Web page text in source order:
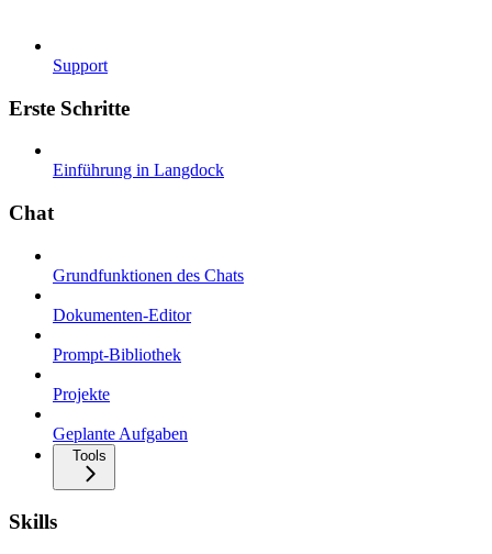
Support
Erste Schritte
Einführung in Langdock
Chat
Grundfunktionen des Chats
Dokumenten-Editor
Prompt-Bibliothek
Projekte
Geplante Aufgaben
Tools
Skills